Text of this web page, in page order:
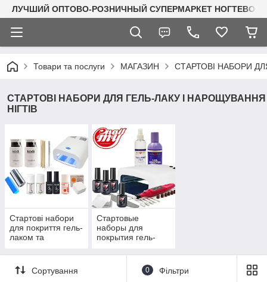
ЛУЧШИЙ ОПТОВО-РОЗНИЧНЫЙ СУПЕРМАРКЕТ
Товари та послуги МАГАЗИН СТАРТОВІ НАБОРИ
СТАРТОВІ НАБОРИ ДЛЯ ГЕЛЬ-ЛАКУ І НАРОЩУВАННЯ
НІГТІВ
Стартові набори
для покриття гель-
лаком та
нігтів Kodi
Professional
Стартовые
наборы для
покрытия гель-
наращивания
ногтей My Nail
Сортування 0 Фільтри